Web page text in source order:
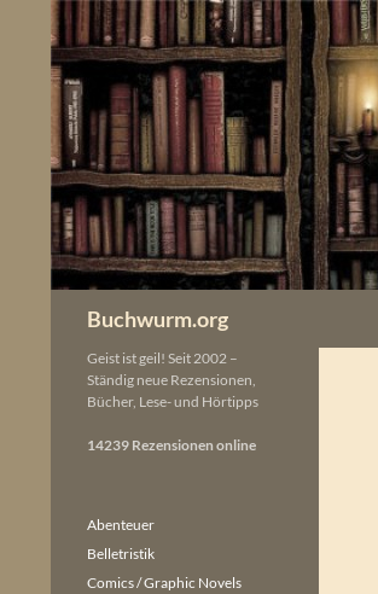
springen
Buchwurm.org
Geist ist geil! Seit 2002 –
Ständig neue Rezensionen,
Bücher, Lese- und Hörtipps
14239 Rezensionen online
Abenteuer
Belletristik
Comics / Graphic Novels